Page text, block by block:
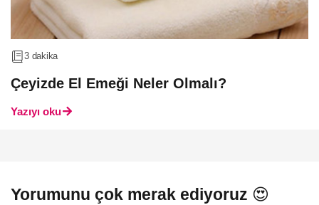
3 dakika
Çeyizde El Emeği Neler Olmalı?
Yazıyı oku
Yorumunu çok merak ediyoruz 😍